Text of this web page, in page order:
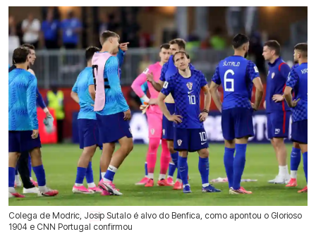
Colega de Modric, Josip Sutalo é alvo do Benfica, como apontou o Glorioso
1904 e CNN Portugal confirmou
24 Jul 2026 | 17:28 | 0